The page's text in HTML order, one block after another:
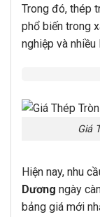
Trong đó, thép
phổ biến trong
nghiệp và
Giá
Hiện nay, nhu
Dương ngày
bảng giá mới